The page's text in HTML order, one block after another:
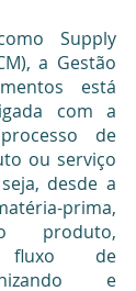
Supply
a Gestão
está
com a
de
ou serviço
desde a
prima,
produto,
fluxo de
e